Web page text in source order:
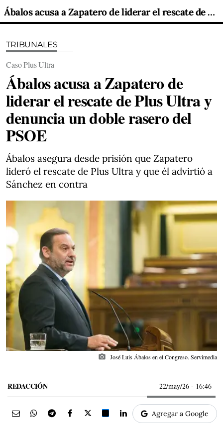
Ábalos acusa a Zapatero de liderar el rescate de Plus Ultra y denuncia un doble rasero del PSOE
TRIBUNALES
Caso Plus Ultra
Ábalos acusa a Zapatero de
liderar el rescate de Plus Ultra y
denuncia un doble rasero del
PSOE
Ábalos asegura desde prisión que Zapatero
lideró el rescate de Plus Ultra y que él advirtió a
Sánchez en contra
photo_camera José Luis Ábalos en el Congreso. Servimedia
REDACCIÓN 22/may/26 - 16:46
Agregar a Google